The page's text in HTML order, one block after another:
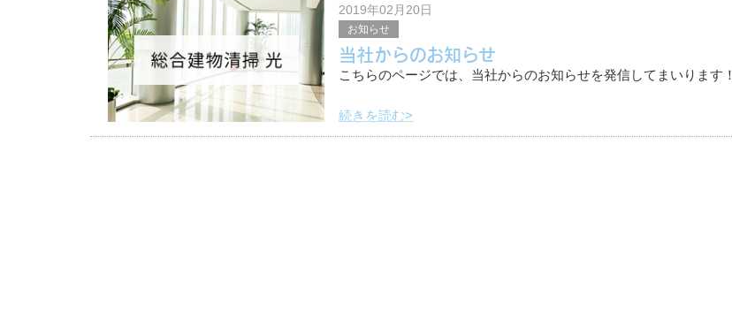
ければなりません。
2019年02月20日
お知らせ
当社からのお知らせ
こちらのページでは、当社からのお知らせを発信してまいります！
続きを読む>